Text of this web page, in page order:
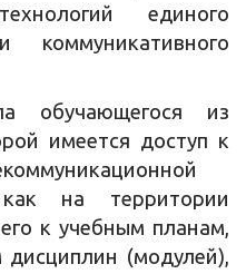
единого
коммуникативного
обучающегося из
имеется доступ к
на территории
к учебным планам,
(модулей),